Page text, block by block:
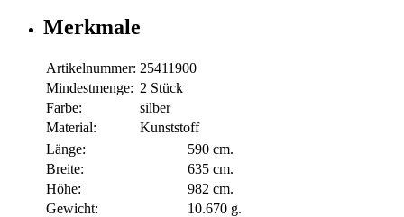
Merkmale
Artikelnummer: 25411900
Mindestmenge: 2 Stück
Farbe:
silber
Material:
Kunststoff
Länge:
590 cm.
Breite:
635 cm.
Höhe:
982 cm.
Gewicht:
10.670 g.